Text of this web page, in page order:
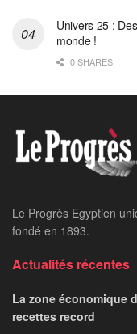
Univers 25 :
monde !
0 SHARES
Le Progrès Egyptien
fondé en 1893.
Actualités récentes
La zone économique
recettes record